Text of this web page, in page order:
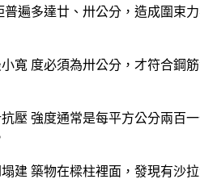
遍多達廿、卅公分，造成圍束
寬 度必須為卅公分，才符合鋼
壓 強度通常是每平方公分兩百
建 築物在樑柱裡面，發現有沙